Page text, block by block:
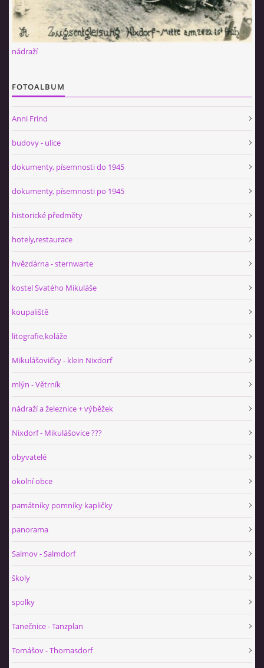
nádraží
FOTOALBUM
Anni Frind
budovy - ulice
dokumenty, písemnosti do 1945
dokumenty, písemnosti po 1945
historické předměty
hotely,restaurace
hvězdárna - sternwarte
kostel Svatého Mikuláše
koupaliště
litografie,koláže
Mikulášovičky - klein Nixdorf
mlýn - Větrník
nádraží a železnice + výběžek
Nixdorf - Mikulášovice ???
obyvatelé
okolní obce
památníky pomníky kapličky
panorama
Salmov - Salmdorf
školy
spolky
Tanečnice - Tanzplan
Tomášov - Thomasdorf